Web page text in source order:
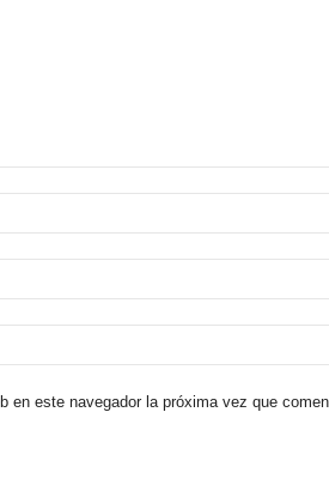
en este navegador la próxima vez que